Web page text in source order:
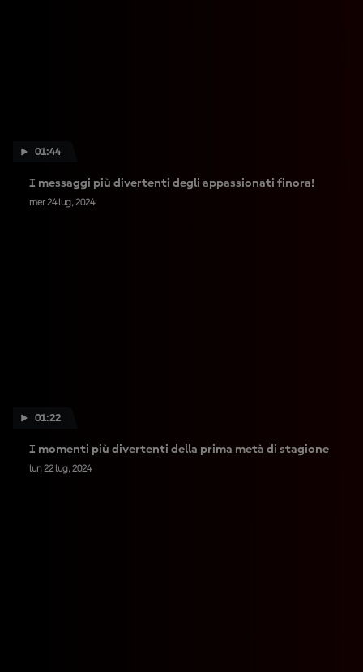
01:44
I messaggi più divertenti degli appassionati finora!
mer 24 lug, 2024
01:22
I momenti più divertenti della prima metà di stagione
lun 22 lug, 2024